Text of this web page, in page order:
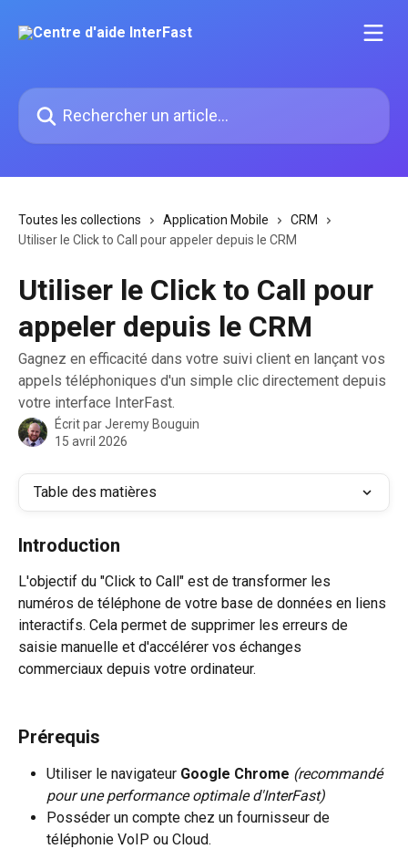
Rechercher un article...
Toutes les collections Application Mobile
CRM
Utiliser le Click to Call pour appeler depuis le CRM
Utiliser le Click to Call pour
appeler depuis le CRM
Gagnez en efficacité dans votre suivi client en lançant vos
appels téléphoniques d'un simple clic directement depuis
votre interface InterFast.
Écrit parJeremy Bouguin
15 avril 2026
Table des matières
Introduction
L'objectif du "Click to Call" est de transformer les
numéros de téléphone de votre base de données en liens
interactifs. Cela permet de supprimer les erreurs de
saisie manuelle et d'accélérer vos échanges
commerciaux depuis votre ordinateur.
Prérequis
Utiliser le navigateur Google Chrome (recommandé
pour une performance optimale d'InterFast)
Posséder un compte chez un fournisseur de
téléphonie VoIP ou Cloud.